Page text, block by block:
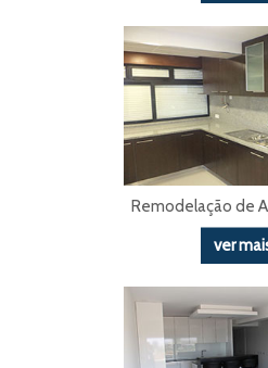
Remodelação de
ver